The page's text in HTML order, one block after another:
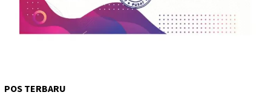
POS TERBARU